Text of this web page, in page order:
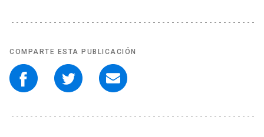
COMPARTE ESTA PUBLICACIÓN